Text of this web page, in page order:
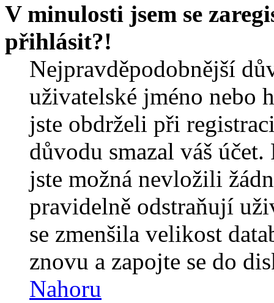
V minulosti jsem se
přihlásit?!
Nejpravděpodobnější
uživatelské jméno nebo
jste obdrželi při
důvodu smazal váš
jste možná nevložili
pravidelně odstraňují
se zmenšila velikost
znovu a zapojte se do
Nahoru